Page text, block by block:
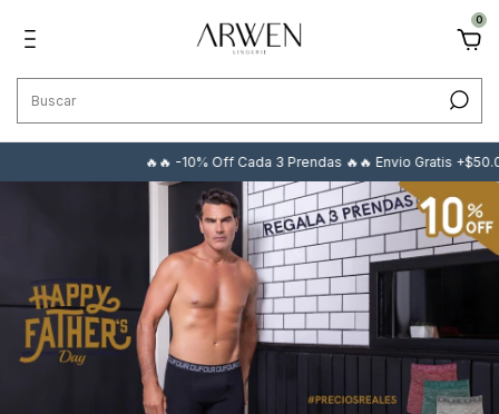
0
🔥🔥 -10% Off Cada 3 Prendas 🔥🔥 Envio Gratis +$50.000 🔥🔥